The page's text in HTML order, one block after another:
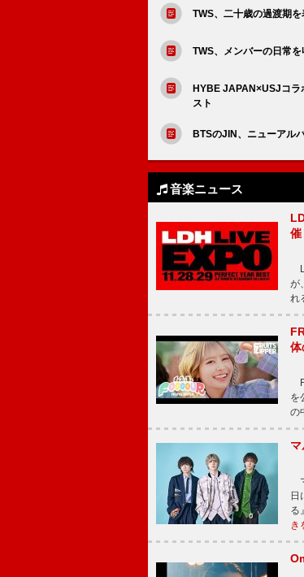
TWS、二十歳の過渡期
TWS、メンバーの日常
HYBE JAPAN×USJコラ
スト
BTSのJIN、ニューアル
音楽ニュース
催
が
れ
体
を
の
日
る
き